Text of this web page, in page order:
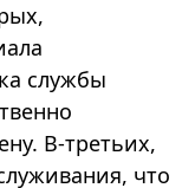
службы
В-третьих,
что